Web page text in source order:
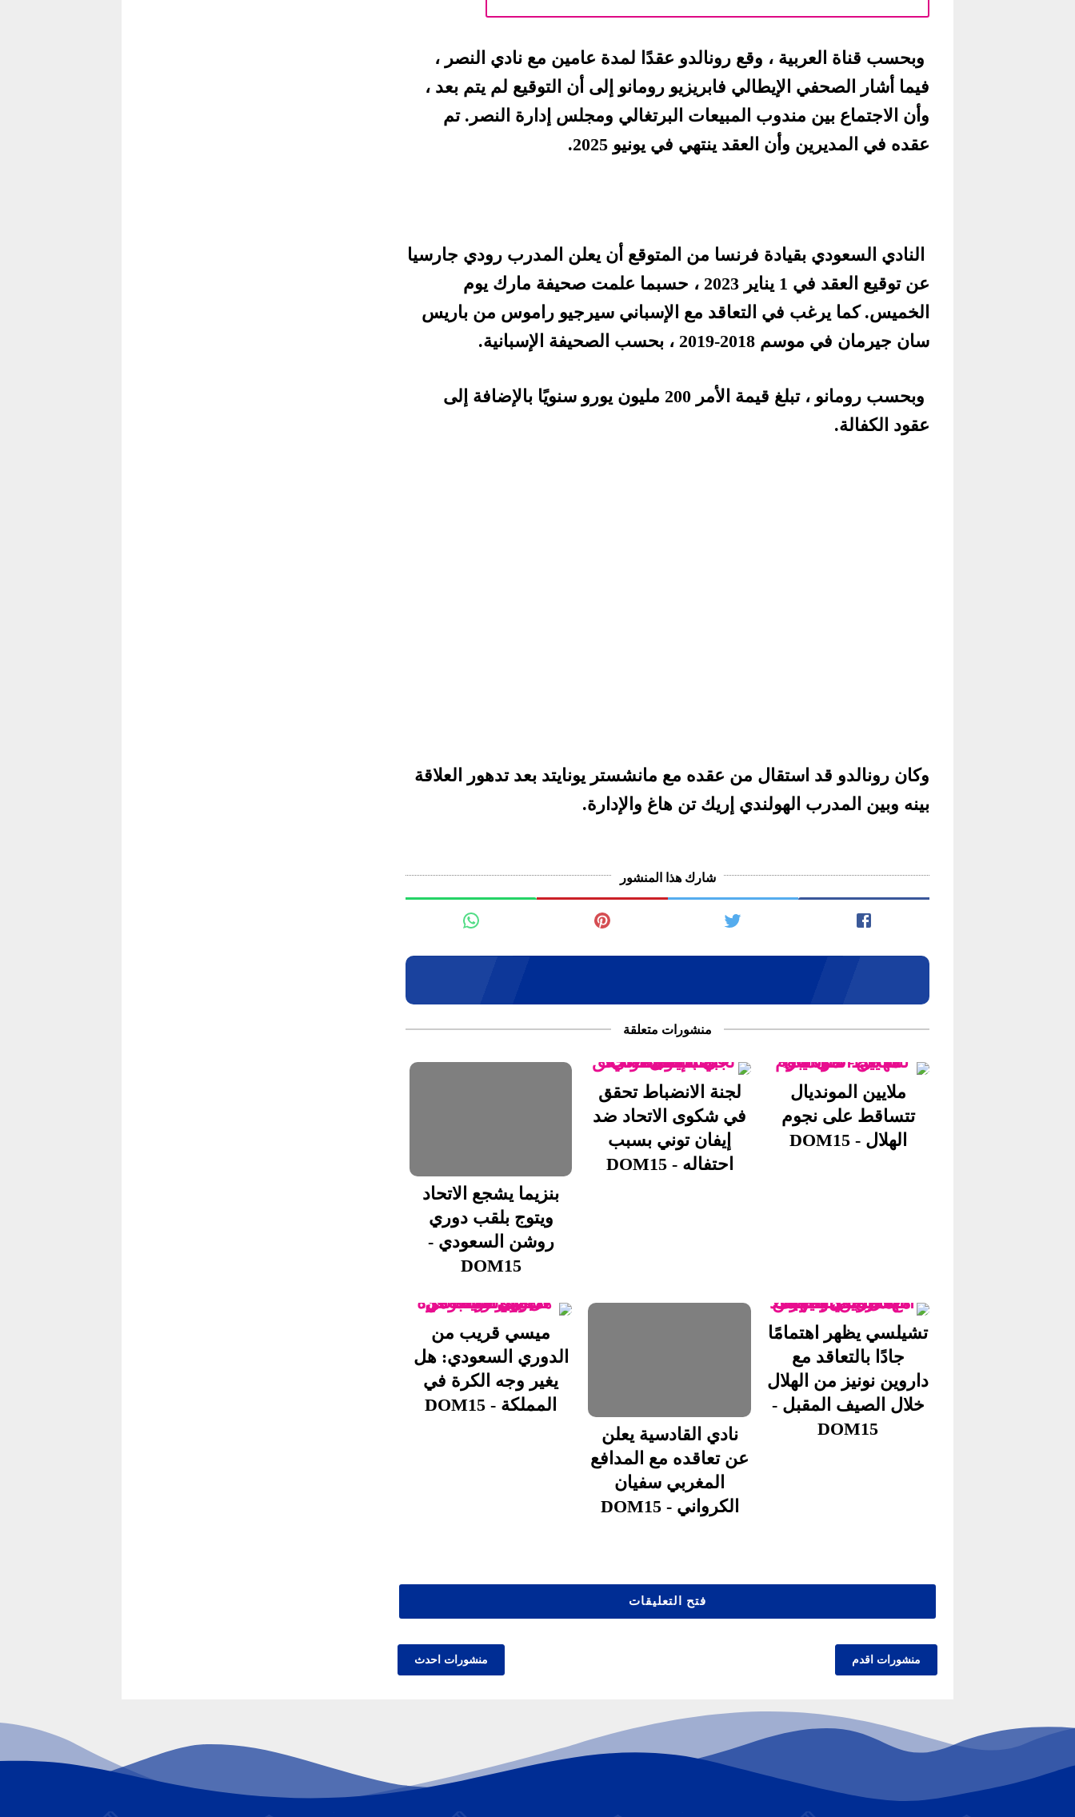
وبحسب قناة العربية ، وقع رونالدو عقدًا لمدة عامين مع نادي النصر ،
فيما أشار الصحفي الإيطالي فابريزيو رومانو إلى أن التوقيع لم يتم بعد ،
وأن الاجتماع بين مندوب المبيعات البرتغالي ومجلس إدارة النصر. تم
عقده في المديرين وأن العقد ينتهي في يونيو 2025.
النادي السعودي بقيادة فرنسا من المتوقع أن يعلن المدرب رودي جارسيا
عن توقيع العقد في 1 يناير 2023 ، حسبما علمت صحيفة مارك يوم
الخميس. كما يرغب في التعاقد مع الإسباني سيرجيو راموس من باريس
سان جيرمان في موسم 2018-2019 ، بحسب الصحيفة الإسبانية.
وبحسب رومانو ، تبلغ قيمة الأمر 200 مليون يورو سنويًا بالإضافة إلى
عقود الكفالة.
وكان رونالدو قد استقال من عقده مع مانشستر يونايتد بعد تدهور العلاقة
بينه وبين المدرب الهولندي إريك تن هاغ والإدارة.
شارك هذا المنشور
منشورات متعلقة
ملايين المونديال
تتساقط على نجوم
الهلال - DOM15
لجنة الانضباط تحقق
في شكوى الاتحاد ضد
إيفان توني بسبب
احتفاله - DOM15
بنزيما يشجع الاتحاد
ويتوج بلقب دوري
روشن السعودي -
DOM15
تشيلسي يظهر اهتمامًا
جادًا بالتعاقد مع
داروين نونيز من الهلال
خلال الصيف المقبل -
DOM15
نادي القادسية يعلن
عن تعاقده مع المدافع
المغربي سفيان
الكرواني - DOM15
ميسي قريب من
الدوري السعودي: هل
يغير وجه الكرة في
المملكة - DOM15
فتح التعليقات
منشورات احدث منشورات اقدم